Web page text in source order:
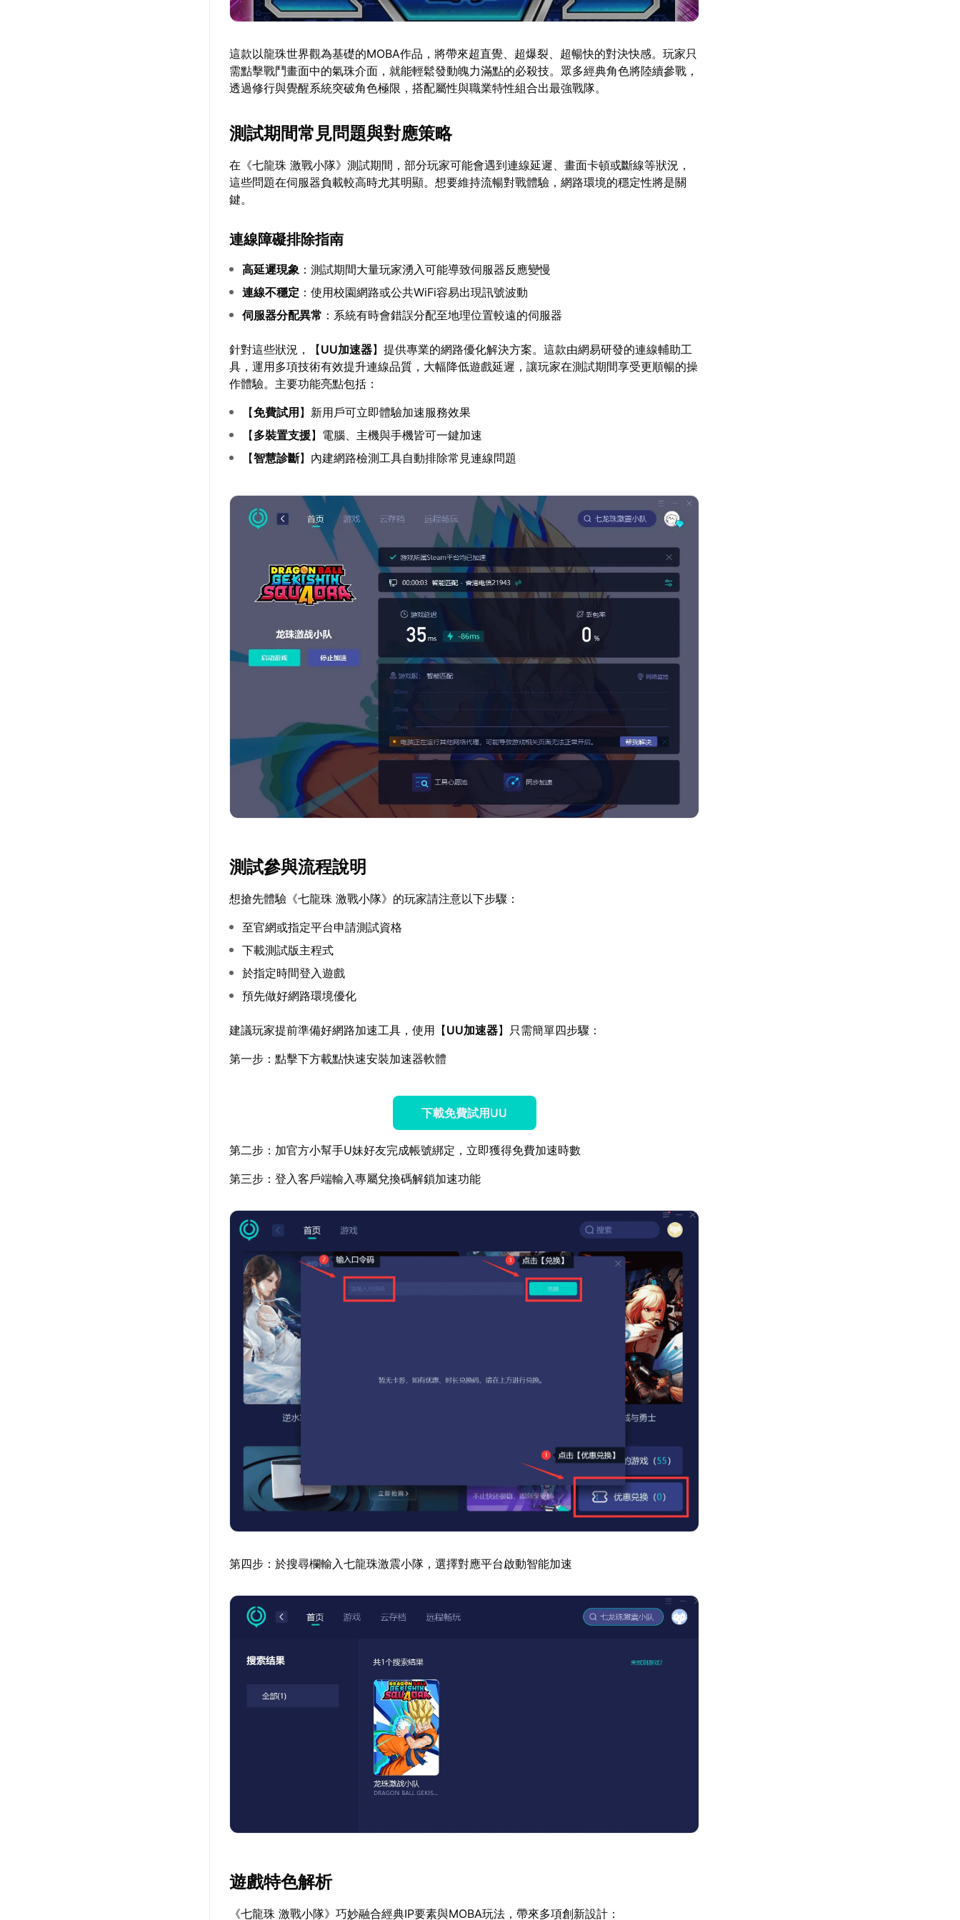
這款以龍珠世界觀為基礎的MOBA作品，將帶來超直覺、超爆裂、超暢快的對決快感。玩家只
需點擊戰鬥畫面中的氣珠介面，就能輕鬆發動魄力滿點的必殺技。眾多經典角色將陸續參戰，
透過修行與覺醒系統突破角色極限，搭配屬性與職業特性組合出最強戰隊。
測試期間常見問題與對應策略
在《七龍珠 激戰小隊》測試期間，部分玩家可能會遇到連線延遲、畫面卡頓或斷線等狀況，
這些問題在伺服器負載較高時尤其明顯。想要維持流暢對戰體驗，網路環境的穩定性將是關
鍵。
連線障礙排除指南
高延遲現象 ：測試期間大量玩家湧入可能導致伺服器反應變慢
連線不穩定 ：使用校園網路或公共WiFi容易出現訊號波動
伺服器分配異常 ：系統有時會錯誤分配至地理位置較遠的伺服器
針對這些狀況，【UU加速器】提供專業的網路優化解決方案。這款由網易研發的連線輔助工
具，運用多項技術有效提升連線品質，大幅降低遊戲延遲，讓玩家在測試期間享受更順暢的操
作體驗。主要功能亮點包括：
【免費試用】新用戶可立即體驗加速服務效果
【多裝置支援】電腦、主機與手機皆可一鍵加速
【智慧診斷】內建網路檢測工具自動排除常見連線問題
測試參與流程說明
想搶先體驗《七龍珠 激戰小隊》的玩家請注意以下步驟：
至官網或指定平台申請測試資格
下載測試版主程式
於指定時間登入遊戲
預先做好網路環境優化
建議玩家提前準備好網路加速工具，使用【UU加速器】只需簡單四步驟：
第一步：點擊下方載點快速安裝加速器軟體
下載免費試用UU
第二步：加官方小幫手U妹好友完成帳號綁定，立即獲得免費加速時數
第三步：登入客戶端輸入專屬兌換碼解鎖加速功能
第四步：於搜尋欄輸入七龍珠激震小隊，選擇對應平台啟動智能加速
遊戲特色解析
《七龍珠 激戰小隊》巧妙融合經典IP要素與MOBA玩法，帶來多項創新設計：